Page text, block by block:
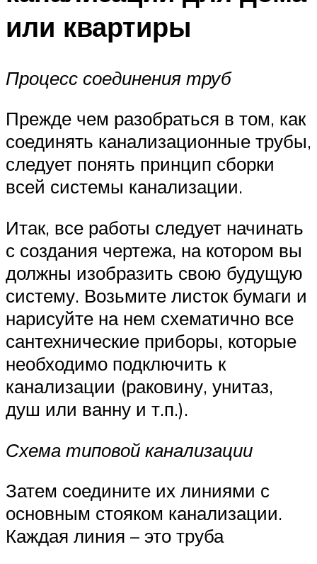
или квартиры
Процесс соединения труб
Прежде чем разобраться в том, как
соединять канализационные трубы,
следует понять принцип сборки
всей системы канализации.
Итак, все работы следует начинать
с создания чертежа, на котором вы
должны изобразить свою будущую
систему. Возьмите листок бумаги и
нарисуйте на нем схематично все
сантехнические приборы, которые
необходимо подключить к
канализации (раковину, унитаз,
душ или ванну и т.п.).
Схема типовой канализации
Затем соедините их линиями с
основным стояком канализации.
Каждая линия – это труба